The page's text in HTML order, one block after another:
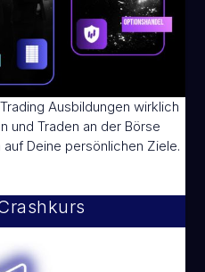
Ausbildungen wirklich
und Traden an der Börse
Deine persönlichen Ziele.